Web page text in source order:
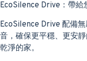
EcoSilence Drive：帶給
EcoSilence Drive 配備
音，確保更平穩、更安
乾淨的家。